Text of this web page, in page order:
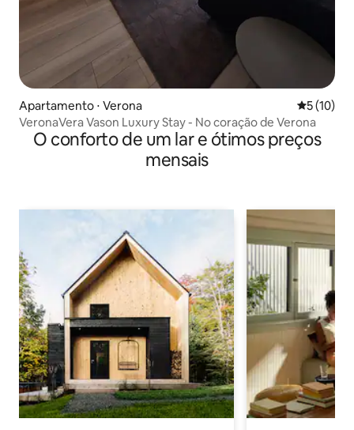
Apartamento ⋅ Verona 5 de uma
5 (10)
VeronaVera Vason Luxury Stay - No coração de Verona
O conforto de um lar e ótimos preços
mensais